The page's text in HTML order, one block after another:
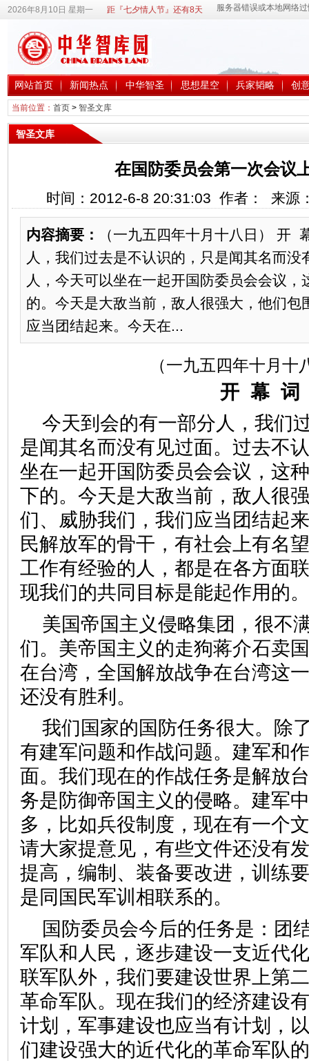
2026年8月10日 星期一 距『七夕情人节』还有8天
网站首页 新闻热点 中华智圣 思想星空 兵家韬略 创
当前位置： 首页> 智圣文库
智圣文库
在国防委员会第一次会议
时间：2012-6-8 20:31:03 作者： 来源
内容摘要：
（一九五四年十月十八日） 开
人，我们过去是不认识的，只是闻其名而没
人，今天可以坐在一起开国防委员会会议，
的。今天是大敌当前，敌人很强大，他们包
应当团结起来。今天在...
（一九五四年十月十
开 幕 词
今天到会的有一部分人，我们
是闻其名而没有见过面。过去不
坐在一起开国防委员会会议，这
下的。今天是大敌当前，敌人很
们、威胁我们，我们应当团结起
民解放军的骨干，有社会上有名
工作有经验的人，都是在各方面
现我们的共同目标是能起作用的。
美国帝国主义侵略集团，很不
们。美帝国主义的走狗蒋介石卖
在台湾，全国解放战争在台湾这
还没有胜利。
我们国家的国防任务很大。除
有建军问题和作战问题。建军和
面。我们现在的作战任务是解放
务是防御帝国主义的侵略。建军
多，比如兵役制度，现在有一个
请大家提意见，有些文件还没有
提高，编制、装备要改进，训练
是同国民军训相联系的。
国防委员会今后的任务是：团
军队和人民，逐步建设一支近代
联军队外，我们要建设世界上第
革命军队。现在我们的经济建设
计划，军事建设也应当有计划，
们建设强大的近代化的革命军队